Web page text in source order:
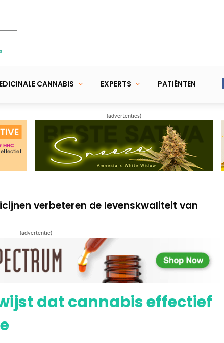
CANNABIS EXPERTS PATIËNTEN
(advertenties)
en antidepressiva: voorzichtigheid geboden
met stofwisselingsziekte waar andere
antidepressiva: voorzichtigheid geboden
met stofwisselingsziekte waar andere
(advertentie)
dat cannabis effectief